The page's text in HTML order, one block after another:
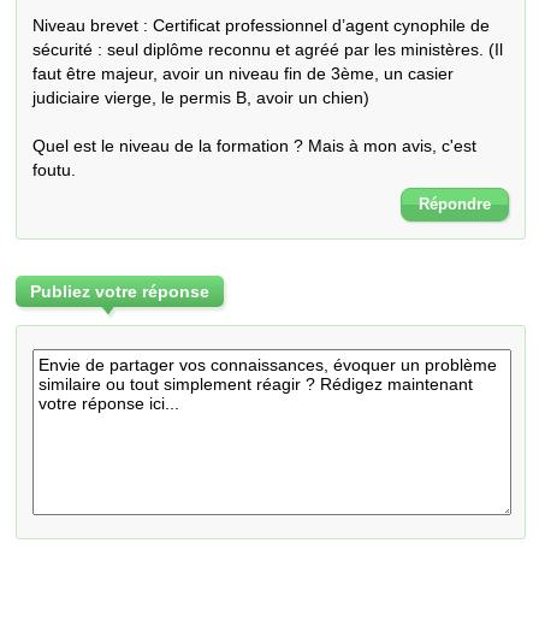
Niveau brevet : Certificat professionnel d’agent cynophile de
sécurité : seul diplôme reconnu et agréé par les ministères. (Il
faut être majeur, avoir un niveau fin de 3ème, un casier
judiciaire vierge, le permis B, avoir un chien)
Quel est le niveau de la formation ? Mais à mon avis, c'est
foutu.
Répondre
Publiez votre réponse